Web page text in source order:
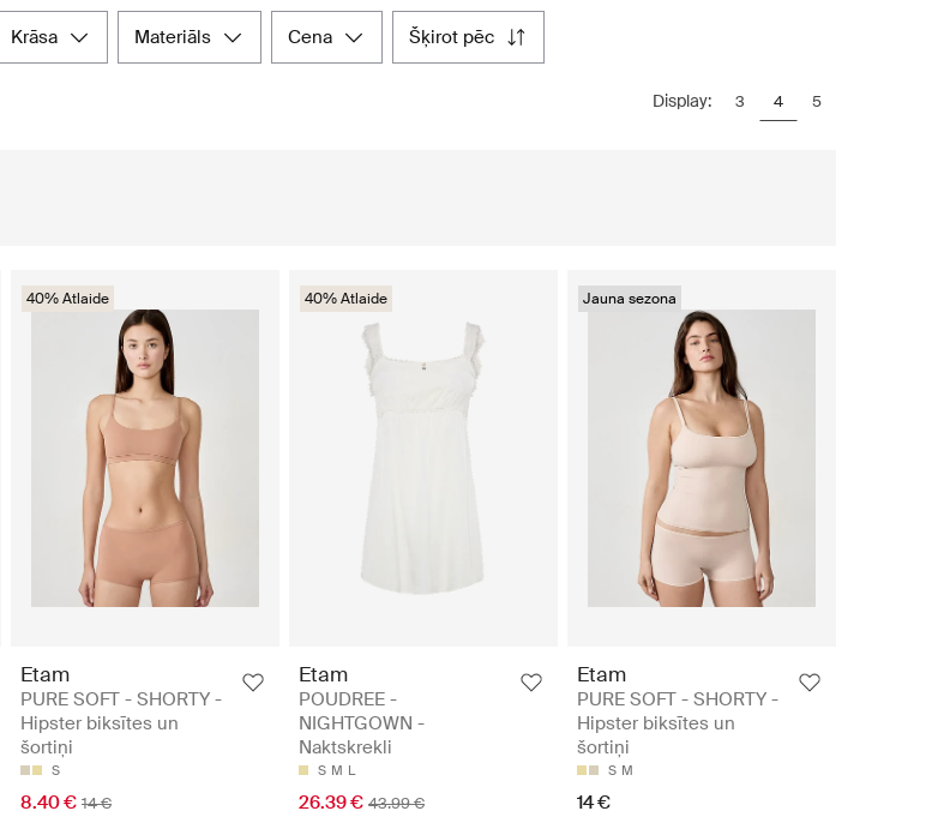
krāsa materiāls cena šķirot pēc
Display: 3 4 5
40% Atlaide
Etam
PURE SOFT - SHORTY -
Hipster biksītes un
šortiņi
S
8.40 € 14 €
40% Atlaide
Etam
POUDREE -
NIGHTGOWN -
Naktskrekli
S M L
26.39 € 43.99 €
Jauna sezona
Etam
PURE SOFT - SHORTY -
Hipster biksītes un
šortiņi
S M
14 €